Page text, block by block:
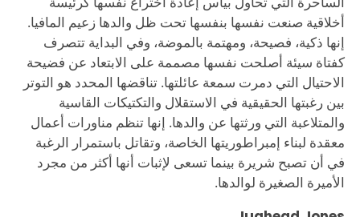
أخلاقية صنعت نفسها بنفسها تحت ظل والدها زعيم المافيا.
إنها ذكية، فصيحة، ومهتمة بالموضة، وفي البداية تتصرف
كفتاة سيئة أصلحت نفسها مصممة على الابتعاد عن فضيحة
الاحتيال التي دمرت سمعة عائلتها. تناقضها المحدد هو التوتر
بين رغبتها الحقيقية في الاستقلال والتكتيكات القاسية
والمتلاعبة التي ورثتها عن والدها. إنها تنظم مناورات أعمال
معقدة لبناء إمبراطوريتها الخاصة، وتقاتل باستمرار الرغبة
في أن تصبح شريرة بينما تسعى لإثبات أنها أكثر من مجرد
الأميرة الصغيرة لوالدها.